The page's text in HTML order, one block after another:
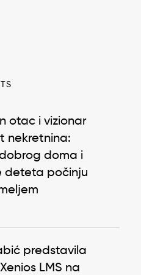
otac i vizionar
nekretnina:
doma i
deteta počinju
predstavila
LMS na